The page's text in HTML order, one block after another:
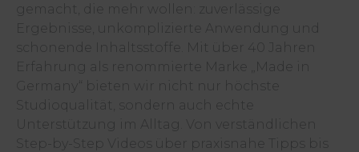
gemacht, die mehr wollen: zuverlässige
Ergebnisse, unkomplizierte Anwendung und
schonende Inhaltsstoffe. Mit über 40 Jahren
Erfahrung als renommierte Marke „Made in
Germany“ bieten wir nicht nur höchste
Studioqualität, sondern auch echte
Unterstützung im Alltag. Von verständlichen
Step-by-Step Videos über praxisnahe Tipps bis